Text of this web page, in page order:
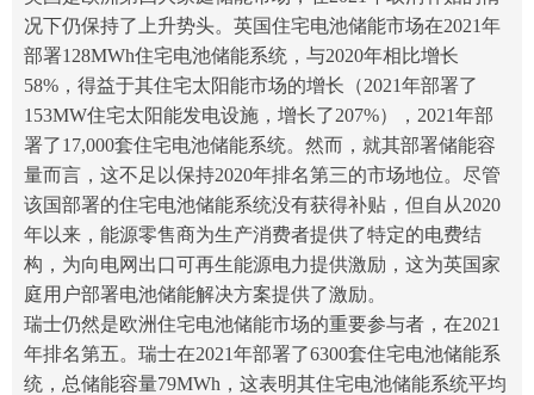
况下仍保持了上升势头。英国住宅电池储能市场在2021年
部署128MWh住宅电池储能系统，与2020年相比增长
58%，得益于其住宅太阳能市场的增长（2021年部署了
153MW住宅太阳能发电设施，增长了207%），2021年部
署了17,000套住宅电池储能系统。然而，就其部署储能容
量而言，这不足以保持2020年排名第三的市场地位。尽管
该国部署的住宅电池储能系统没有获得补贴，但自从2020
年以来，能源零售商为生产消费者提供了特定的电费结
构，为向电网出口可再生能源电力提供激励，这为英国家
庭用户部署电池储能解决方案提供了激励。
瑞士仍然是欧洲住宅电池储能市场的重要参与者，在2021
年排名第五。瑞士在2021年部署了6300套住宅电池储能系
统，总储能容量79MWh，这表明其住宅电池储能系统平均